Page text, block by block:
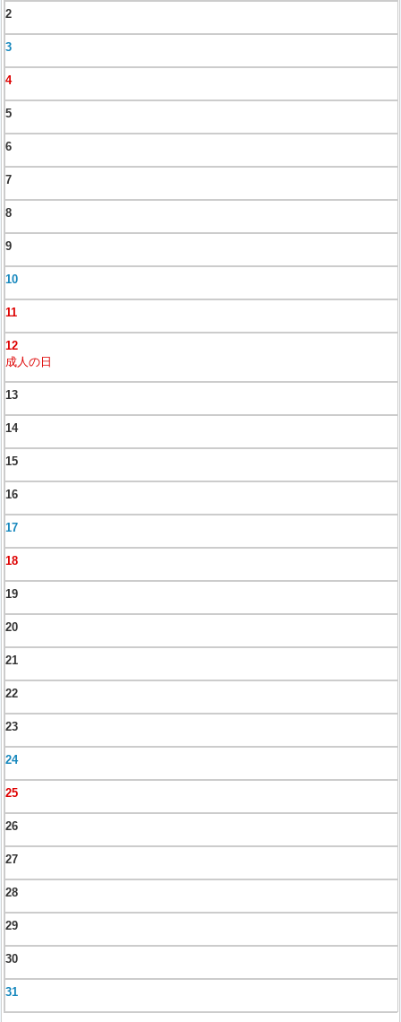
2
3
4
5
6
7
8
9
10
11
12
成人の日
13
14
15
16
17
18
19
20
21
22
23
24
25
26
27
28
29
30
31